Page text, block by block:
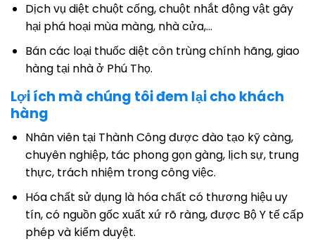
Dịch vụ diệt chuột cống, chuột nhắt động vật gây
hại phá hoại mùa màng, nhà cửa,…
Bán các loại thuốc diệt côn trùng chính hãng, giao
hàng tại nhà ở Phú Thọ.
Lợi ích mà chúng tôi đem lại cho khách
hàng
Nhân viên tại Thành Công được đào tạo kỹ càng,
chuyên nghiệp, tác phong gọn gàng, lịch sự, trung
thực, trách nhiệm trong công việc.
Hóa chất sử dụng là hóa chất có thương hiệu uy
tín, có nguồn gốc xuất xứ rõ ràng, được Bộ Y tế cấp
phép và kiểm duyệt.